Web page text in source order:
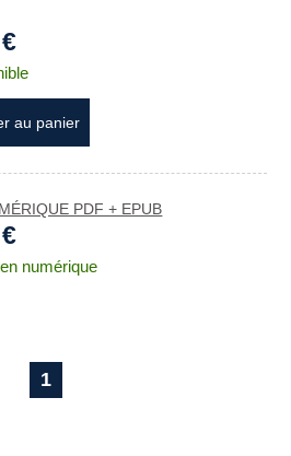
au panier
PDF + EPUB
numérique
1